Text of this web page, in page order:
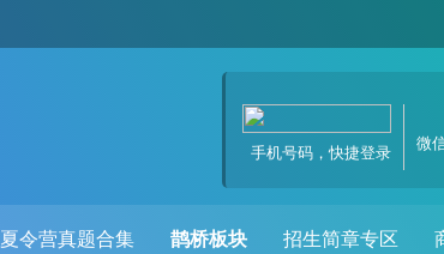
微
手机号码，快捷登录
夏令营真题合集 鹊桥板块 招生简章专区